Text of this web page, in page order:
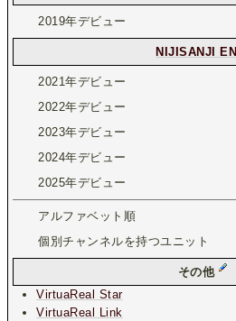
2019年デビュー
NIJISANJI EN
2021年デビュー
2022年デビュー
2023年デビュー
2024年デビュー
2025年デビュー
アルファベット順
個別チャンネルを持つユニット
その他
VirtuaReal Star
VirtuaReal Link